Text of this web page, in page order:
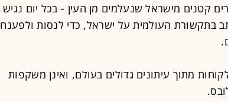
קטנים מישראל שנעלמים מן העין - בכל יום נגיש
בתקשורת העולמית על ישראל, כדי לנסות ולפענח
מתוך עיתונים גדולים בעולם, ואינן משקפות